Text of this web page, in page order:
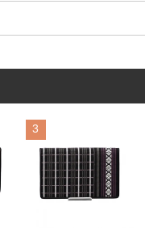
3